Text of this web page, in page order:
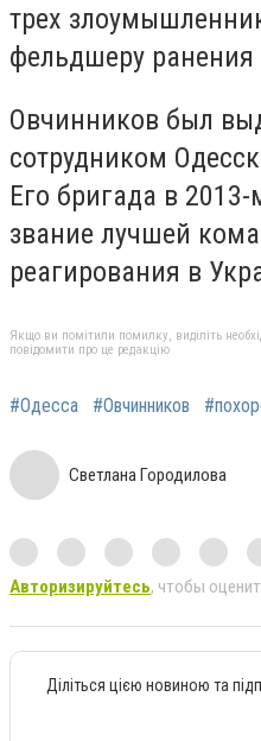
трех
фельдшеру
Овчинников был
сотрудником
Его бригада в
звание лучшей
реагирования в
Якщо ви помітили помилку, виділіть
повідомити про це редакцію
#Одесса #Овчинников
Светлана Городилова
Авторизируйтесь, чтобы
Діліться цією новиною та